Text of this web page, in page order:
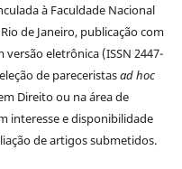
à Faculdade Nacional
de Janeiro, publicação com
eletrônica (ISSN 2447-
de pareceristasad hoc
Direito ou na área de
interesse e disponibilidade
de artigos submetidos.